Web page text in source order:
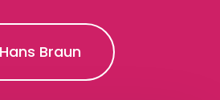
Hans Braun